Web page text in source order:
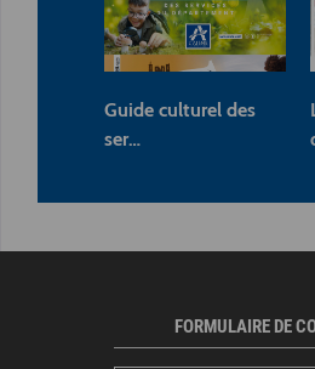
Guide culturel des
ser…
FORMULAIRE DE